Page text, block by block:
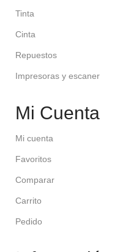
Tinta
Cinta
Repuestos
Impresoras y escaner
Mi Cuenta
Mi cuenta
Favoritos
Comparar
Carrito
Pedido